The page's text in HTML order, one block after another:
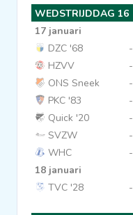
WEDSTRIJDDAG 16
17 januari
DZC '68
-
HZVV
-
ONS Sneek
-
PKC '83
-
Quick '20
-
SVZW
-
WHC
-
18 januari
TVC '28
-